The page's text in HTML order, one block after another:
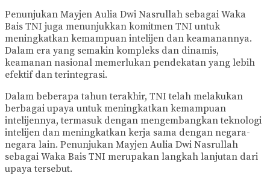
Penunjukan Mayjen Aulia Dwi Nasrullah sebagai Waka
Bais TNI juga menunjukkan komitmen TNI untuk
meningkatkan kemampuan intelijen dan keamanannya.
Dalam era yang semakin kompleks dan dinamis,
keamanan nasional memerlukan pendekatan yang lebih
efektif dan terintegrasi.
Dalam beberapa tahun terakhir, TNI telah melakukan
berbagai upaya untuk meningkatkan kemampuan
intelijennya, termasuk dengan mengembangkan teknologi
intelijen dan meningkatkan kerja sama dengan negara-
negara lain. Penunjukan Mayjen Aulia Dwi Nasrullah
sebagai Waka Bais TNI merupakan langkah lanjutan dari
upaya tersebut.